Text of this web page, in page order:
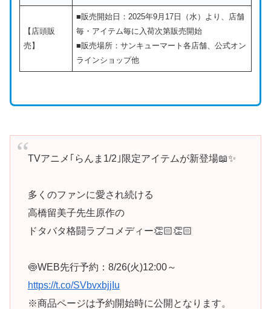
【店頭販
売】
■販売開始日：2025年9月17日（水）より、店舗
毎・アイテム毎に入荷次第販売開始
■販売場所：サンキューマート各店舗、公式オン
ラインショップ他
TVアニメ｢らんま1/2｣限定アイテムが新登場📖✨
多くのファンに愛され続ける
高橋留美子先生原作の
ドタバタ格闘ラブコメディー👏🏻👏🏻
🍥WEB先行予約：8/26(火)12:00～
https://t.co/SVbvxbjjIu
※商品ページは予約開始時に公開となります。